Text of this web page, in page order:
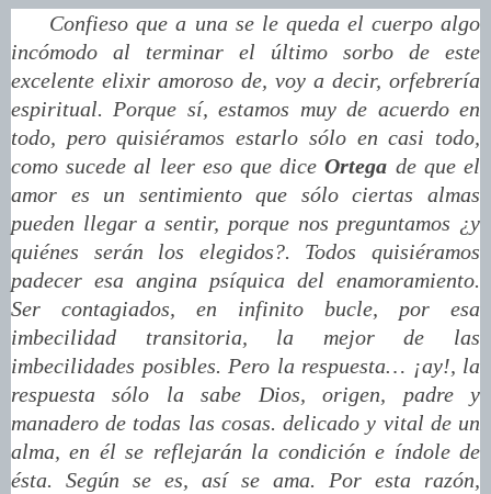
Confieso que a una se le queda el cuerpo algo
incómodo al terminar el último sorbo de este
excelente elixir amoroso de, voy a decir, orfebrería
espiritual. Porque sí, estamos muy de acuerdo en
todo, pero quisiéramos estarlo sólo en casi todo,
como sucede al leer eso que diceOrtega de queel
amor es un sentimiento que sólo ciertas almas
pueden llegar a sentir, porque nos preguntamos ¿y
quiénes serán los elegidos?. Todos quisiéramos
padecer esa angina psíquica del enamoramiento.
Ser contagiados, en infinito bucle, por esa
imbecilidad transitoria, la mejor de las
imbecilidades posibles. Pero la respuesta… ¡ay!, la
respuesta sólo la sabe Dios, origen, padre y
manadero de todas las cosas. delicado y vital de un
alma, en él se reflejarán la condición e índole de
ésta. Según se es, así se ama. Por esta razón,